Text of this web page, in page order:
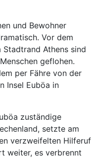
und Bewohner
Vor dem
Stadtrand Athens sind
geflohen.
per Fähre von der
Insel Euböa in
zuständige
setzte am
verzweifelten Hilferuf
weiter, es verbrennt